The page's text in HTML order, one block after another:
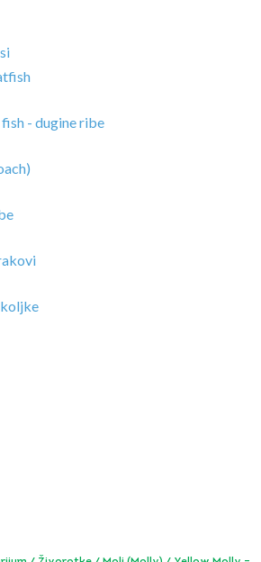
- dugine ribe